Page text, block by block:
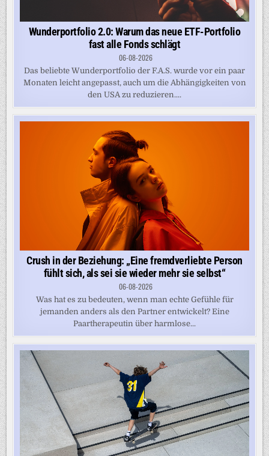
Wunderportfolio 2.0: Warum das neue ETF-Portfolio
fast alle Fonds schlägt
06-08-2026
Das beliebte Wunderportfolio der F.A.S. wurde vor ein paar
Monaten leicht angepasst, auch um die Abhängigkeiten von
den USA zu reduzieren....
Crush in der Beziehung: „Eine fremdverliebte Person
fühlt sich, als sei sie wieder mehr sie selbst“
06-08-2026
Was hat es zu bedeuten, wenn man echte Gefühle für
jemanden anders als den Partner entwickelt? Eine
Paartherapeutin über harmlose...